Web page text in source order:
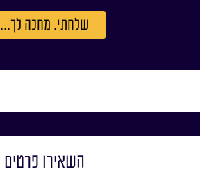
שלחתי. מחכה לך...
השאירו פרטים